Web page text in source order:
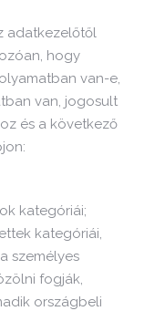
adatkezelőtől
hogy
van-e,
van, jogosult
és a következő
kategóriái;
kategóriái,
személyes
fogják,
országbeli